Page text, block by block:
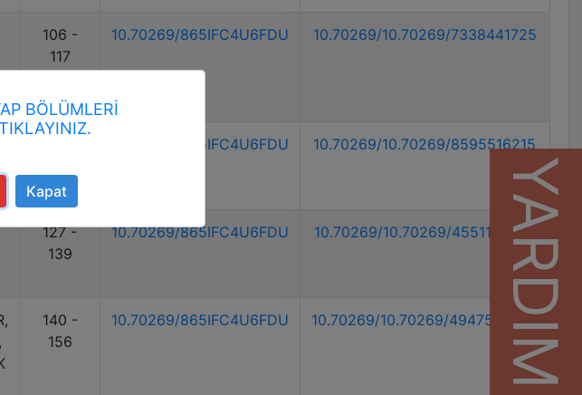
106 -
117
10.70269/865IFC4U6FDU 10.70269/10.70269/7338441725
10.70269/865IFC4U6FDU 10.70269/10.70269/8595516215
127 -
139
10.70269/865IFC4U6FDU 10.70269/10.70269/4551187359
140 -
156
10.70269/865IFC4U6FDU 10.70269/10.70269/4947572522YARDIM
BÖLÜMLERİ
Kapat